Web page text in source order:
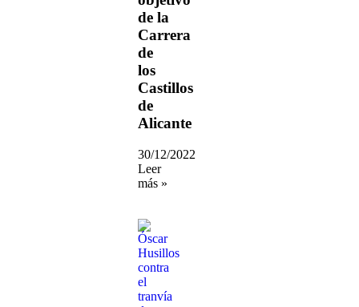
de la
Carrera
de
los
Castillos
de
Alicante
30/12/2022
Leer
más »